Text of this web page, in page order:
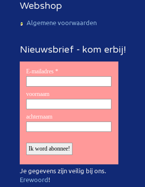
Webshop
Algemene voorwaarden
Nieuwsbrief - kom erbij!
Je gegevens zijn veilig bij ons.
Erewoord!